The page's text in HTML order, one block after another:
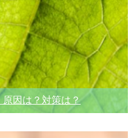
原因は？対策は？